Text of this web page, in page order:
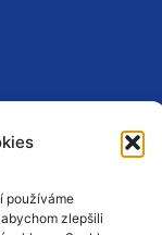
používáme
zlepšili